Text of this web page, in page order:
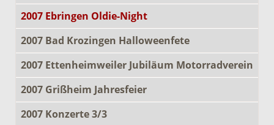
2007 Ebringen Oldie-Night
2007 Bad Krozingen Halloweenfete
2007 Ettenheimweiler Jubiläum Motorradverein
2007 Grißheim Jahresfeier
2007 Konzerte 3/3